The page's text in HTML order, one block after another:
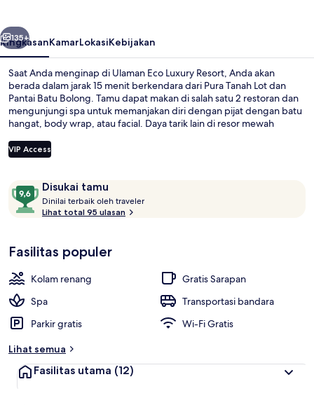
Berikutnya
135+
RingkasanKamarLokasiKebijakan
Saat Anda menginap di Ulaman Eco Luxury Resort, Anda akan
berada dalam jarak 15 menit berkendara dari Pura Tanah Lot dan
Pantai Batu Bolong. Tamu dapat makan di salah satu 2 restoran dan
mengunjungi spa untuk memanjakan diri dengan pijat dengan batu
hangat, body wrap, atau facial. Daya tarik lain di resor mewah
tenis outdoor.
VIP Access
Ulasan Disukai tamu
9,6
dari
10,
tamu
Dinilai terbaik oleh traveler
i
Lihat total 95 ulasan
Fasilitas populer
Kolam renang
Gratis Sarapan
Spa
Transportasi bandara
Parkir gratis
Wi-Fi Gratis
Lihat semua
Fasilitas utama (12)